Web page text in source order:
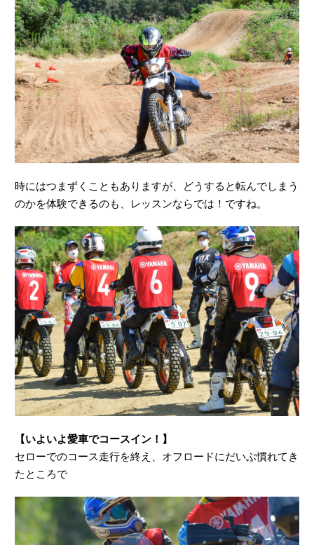
時にはつまずくこともありますが、どうすると転んでしまう
のかを体験できるのも、レッスンならでは！ですね。
【いよいよ愛車でコースイン！】
セローでのコース走行を終え、オフロードにだいぶ慣れてき
たところで